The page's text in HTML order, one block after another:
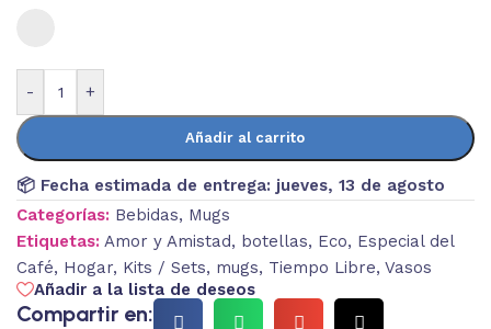
- +
Añadir al carrito
📦 Fecha estimada de entrega: jueves, 13 de agosto
Categorías: Bebidas, Mugs
Etiquetas: Amor y Amistad, botellas, Eco, Especial del
Café, Hogar, Kits / Sets, mugs, Tiempo Libre, Vasos
Añadir a la lista de deseos
Compartir en: